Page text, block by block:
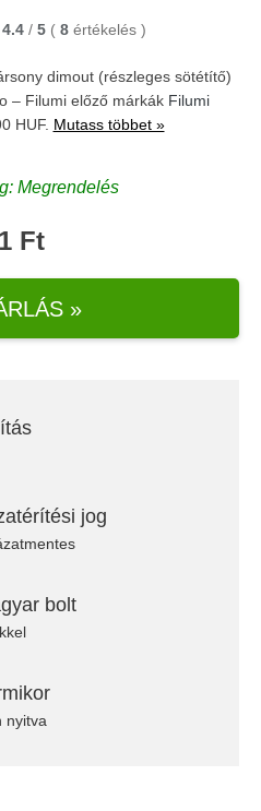
4.4 / 5 ( 8 értékelés )
dimout (részleges sötétítő)
– Filumi előző márkák Filumi
HUF. Mutass többet »
Megrendelés
Ft
»
jog
bolt
nyitva